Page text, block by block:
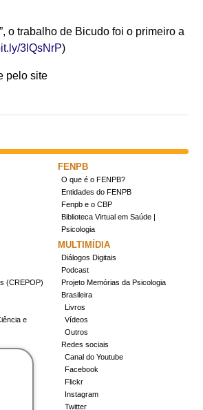
o trabalho de Bicudo foi o primeiro a
3lQsNrP)
pelo site
FENPB
O que é o FENPB?
Entidades do FENPB
Fenpb e o CBP
Biblioteca Virtual em Saúde |
Psicologia
(CREPOP)
e
MULTIMÍDIA
Diálogos Digitais
Podcast
Projeto Memórias da Psicologia
Brasileira
Livros
Vídeos
Outros
Redes sociais
Canal do Youtube
Facebook
Flickr
Instagram
Twitter